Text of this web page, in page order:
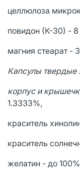
целлюлоза
повидон (К-30) - 8
магния стеарат -
Капсулы твердые
корпус и
1.3333%,
краситель
краситель
желатин - до